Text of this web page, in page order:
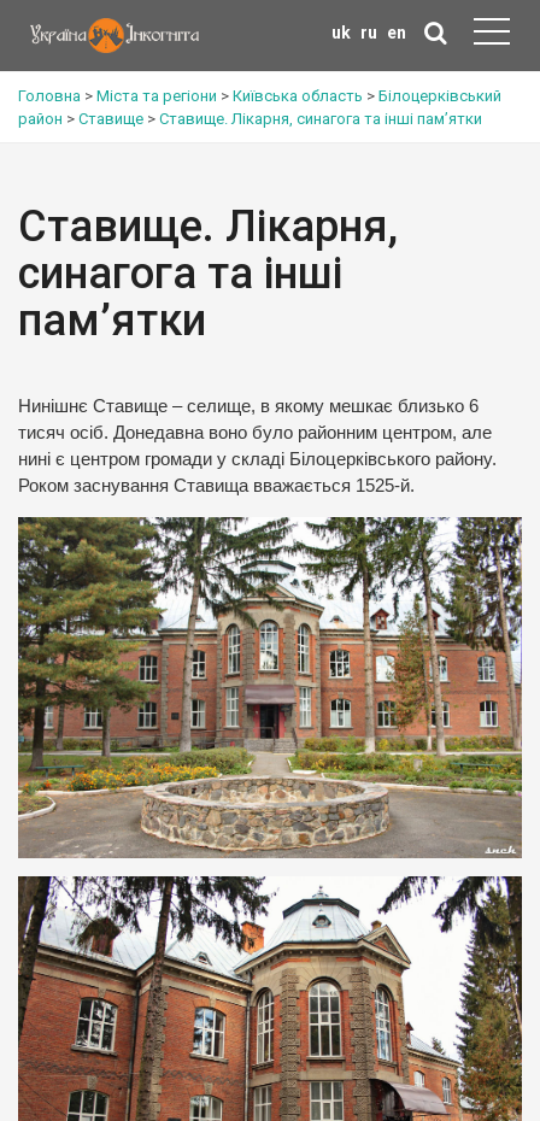
uk ru en
Головна > Міста та регіони > Київська область > Білоцерківський
район > Ставище > Ставище. Лікарня, синагога та інші пам’ятки
Ставище. Лікарня,
синагога та інші
пам’ятки
Нинішнє Ставище – селище, в якому мешкає близько 6
тисяч осіб. Донедавна воно було районним центром, але
нині є центром громади у складі Білоцерківського району.
Роком заснування Ставища вважається 1525-й.